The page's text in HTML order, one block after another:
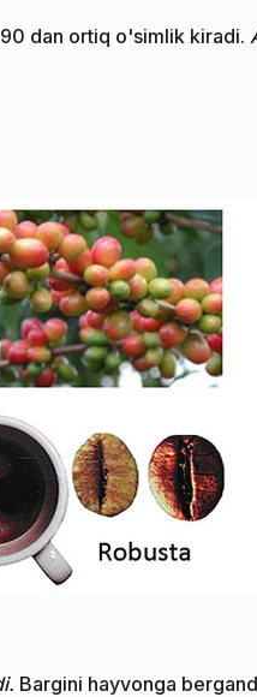
dan ortiq o'simlik kiradi.
Bargini hayvonga